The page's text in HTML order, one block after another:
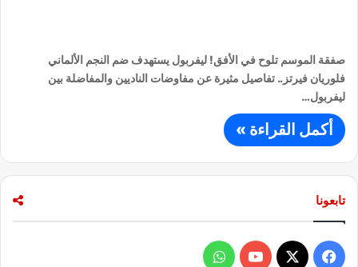
صفقة الموسم تلوح في الأفق! ليفربول يستهدف ضم النجم الألماني
فلوريان فيرتز.. تفاصيل مثيرة عن مفاوضات الناديين والمفاضلة بين
ليفربول…
أكمل القراءة »
تابعونا